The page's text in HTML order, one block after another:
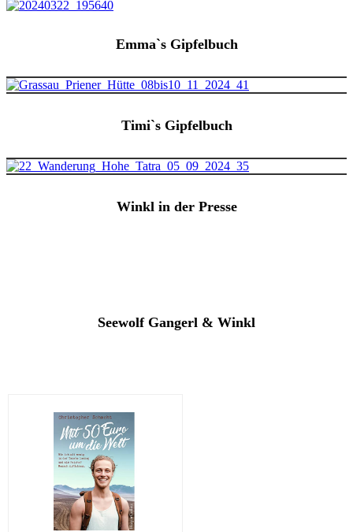
Emma`s Gipfelbuch
Timi`s Gipfelbuch
Winkl in der Presse
Seewolf Gangerl & Winkl